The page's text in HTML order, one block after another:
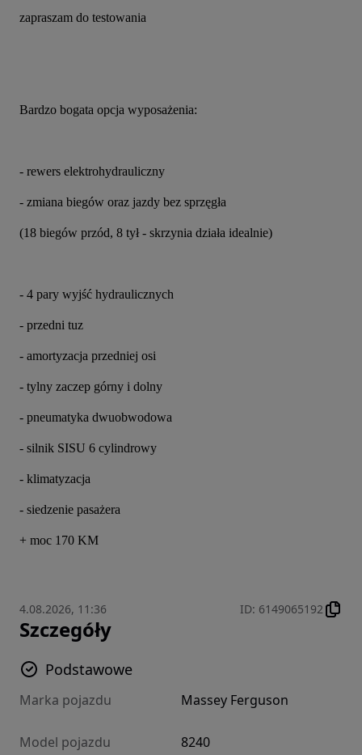
zapraszam do testowania
Bardzo bogata opcja wyposażenia:
- rewers elektrohydrauliczny
- zmiana biegów oraz jazdy bez sprzęgła
(18 biegów przód, 8 tył - skrzynia działa idealnie)
- 4 pary wyjść hydraulicznych
- przedni tuz
- amortyzacja przedniej osi
- tylny zaczep górny i dolny
- pneumatyka dwuobwodowa
- silnik SISU 6 cylindrowy
- klimatyzacja
- siedzenie pasażera
+ moc 170 KM
4.08.2026, 11:36 ID: 6149065192
Szczegóły
Podstawowe
Marka pojazdu Massey Ferguson
Model pojazdu 8240